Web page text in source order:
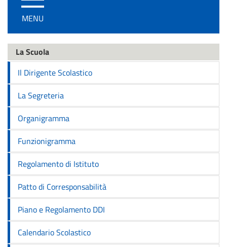
/
disattiva
navigazione
MENU
La Scuola
Il Dirigente Scolastico
La Segreteria
Organigramma
Funzionigramma
Regolamento di Istituto
Patto di Corresponsabilità
Piano e Regolamento DDI
Calendario Scolastico